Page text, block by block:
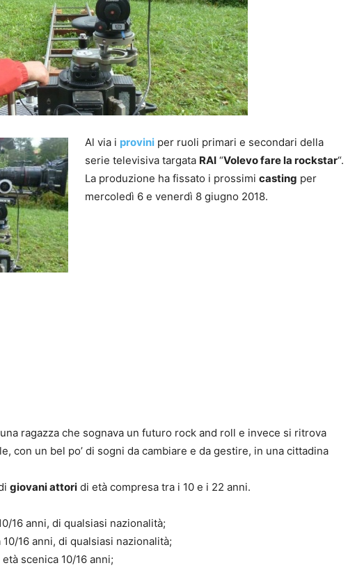
Al via i provini per ruoli primari e secondari della
serie televisiva targata RAI “Volevo fare la rockstar“.
La produzione ha fissato i prossimi casting per
mercoledì 6 e venerdì 8 giugno 2018.
ragazza che sognava un futuro rock and roll e invece si ritrova
con un bel po’ di sogni da cambiare e da gestire, in una cittadina
giovani attori di età compresa tra i 10 e i 22 anni.
16 anni, di qualsiasi nazionalità;
16 anni, di qualsiasi nazionalità;
età scenica 10/16 anni;